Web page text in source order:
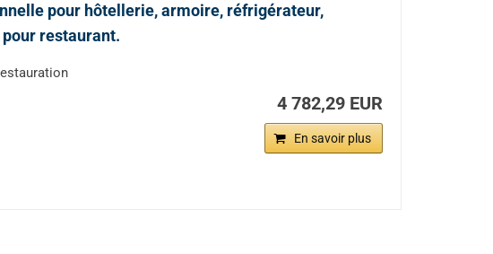
pour hôtellerie, armoire, réfrigérateur,
restaurant.
4 782,29 EUR
En savoir plus